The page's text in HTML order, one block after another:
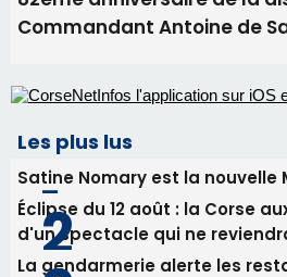
La gendarmerie alerte les
face à une nouvelle
En Corse, un début de saison
Deux jeunes Ajacciens sur la
militaire
Newsletter